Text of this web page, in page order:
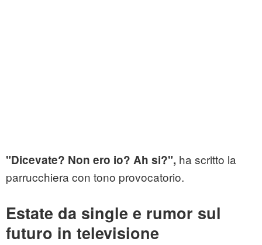
"Dicevate? Non ero io? Ah si?", ha scritto la
parrucchiera con tono provocatorio.
Estate da single e rumor sul
futuro in televisione